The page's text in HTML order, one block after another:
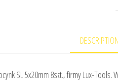
DESCRIPTION
SL 5x20mm 8szt., firmy Lux-